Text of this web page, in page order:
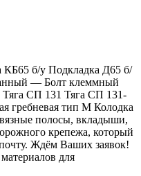
КБ65 б/у Подкладка Д65 б/
— Болт клеммный
Тяга СП 131 Тяга СП 131-
гребневая тип М Колодка
полосы, вкладыши,
крепежа, который
Ждём Ваших заявок!
для